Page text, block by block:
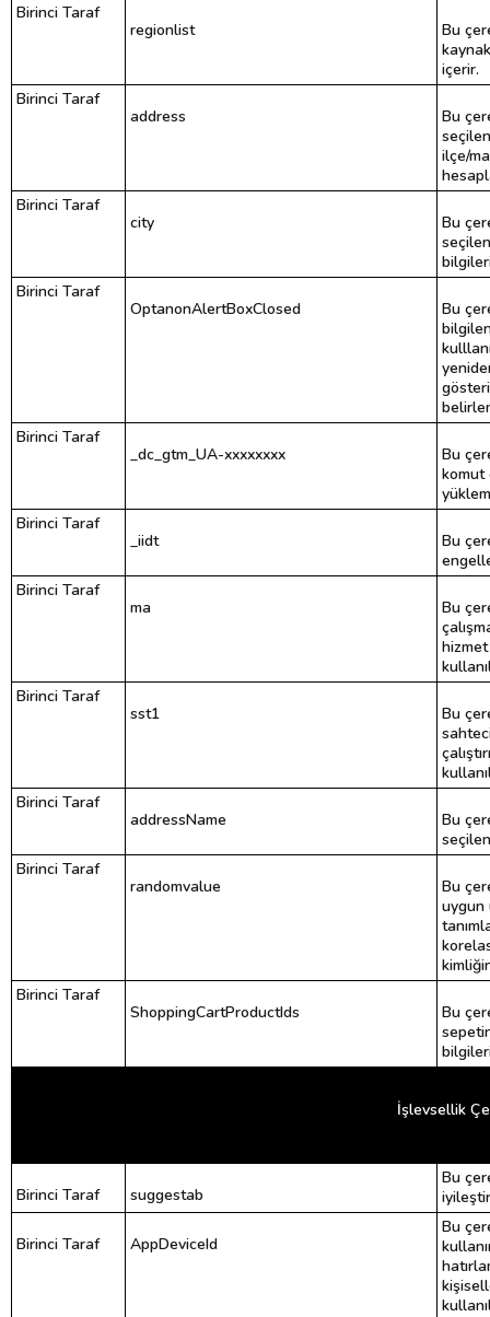
Birinci Taraf
regionlist
Bu
içerir.
Birinci Taraf
address
Bu
ilçe/
Birinci Taraf
city
Bu
Birinci Taraf
OptanonAlertBoxClosed
Bu
Birinci Taraf
_dc_gtm_UA-xxxxxxxx
Bu
komut
Birinci Taraf
_iidt
Bu
Birinci Taraf
ma
Bu
Birinci Taraf
sst1
Bu
Birinci Taraf
addressName
Bu
Birinci Taraf
randomvalue
Bu
uygun
Birinci Taraf
ShoppingCartProductIds
Bu
İşlevsellik
Birinci Taraf suggestab
Bu
Birinci Taraf AppDeviceId
Bu